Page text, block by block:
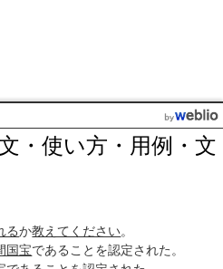
・使い方・用例・文
るか教えてください。
国宝であることを認定された。